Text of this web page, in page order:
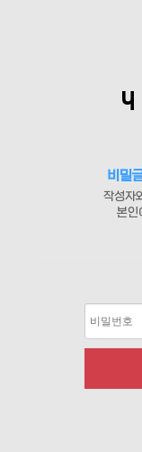
비밀
작성자
본인